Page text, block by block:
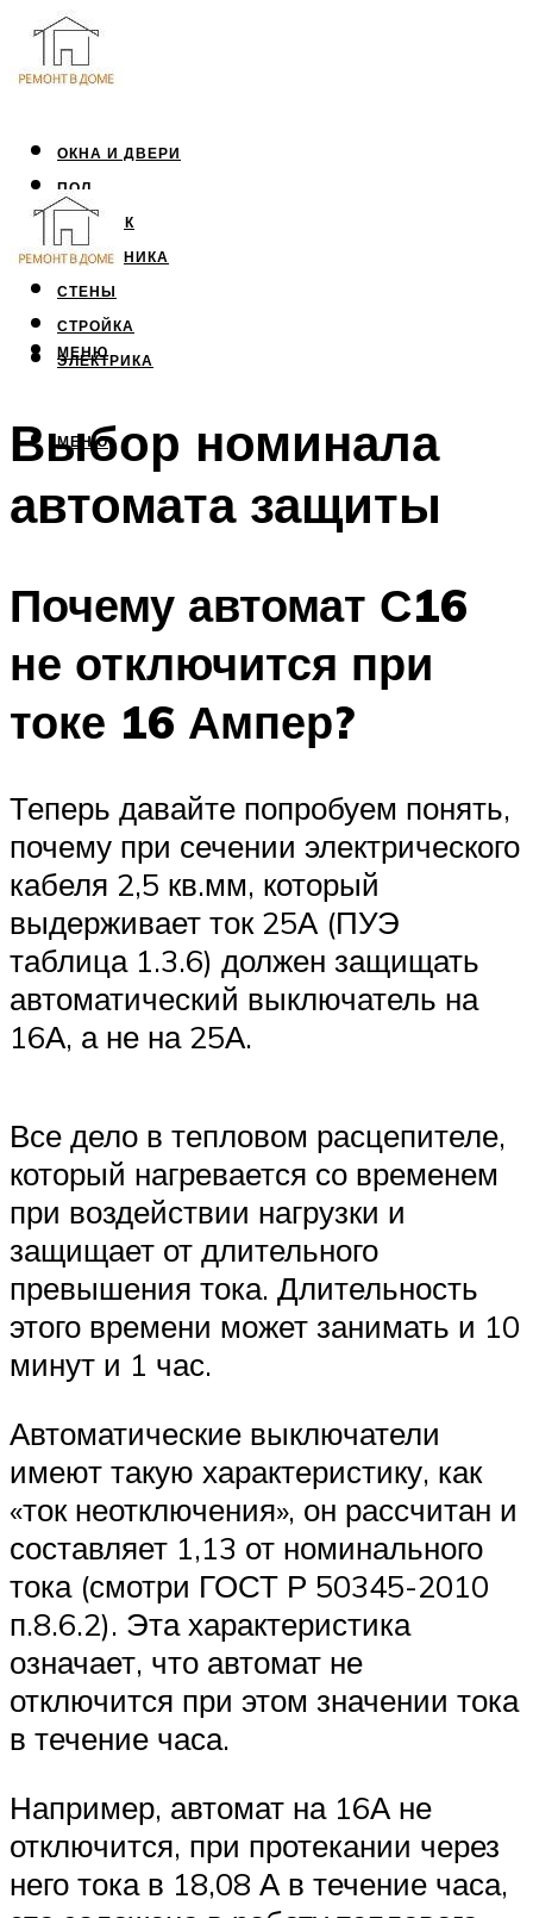
ОКНА И ДВЕРИ
ПОЛ
ПОТОЛОК
САНТЕХНИКА
СТЕНЫ
СТРОЙКА
ЭЛЕКТРИКА
МЕНЮ
МЕНЮ
Выбор номинала
автомата защиты
Почему автомат С16
не отключится при
токе 16 Ампер?
Теперь давайте попробуем понять,
почему при сечении электрического
кабеля 2,5 кв.мм, который
выдерживает ток 25А (ПУЭ
таблица 1.3.6) должен защищать
автоматический выключатель на
16А, а не на 25А.
Все дело в тепловом расцепителе,
который нагревается со временем
при воздействии нагрузки и
защищает от длительного
превышения тока. Длительность
этого времени может занимать и 10
минут и 1 час.
Автоматические выключатели
имеют такую характеристику, как
«ток неотключения», он рассчитан и
составляет 1,13 от номинального
тока (смотри ГОСТ Р 50345-2010
п.8.6.2). Эта характеристика
означает, что автомат не
отключится при этом значении тока
в течение часа.
Например, автомат на 16А не
отключится, при протекании через
него тока в 18,08 А в течение часа,